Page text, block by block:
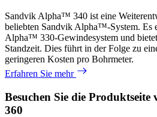
Sandvik Alpha™ 340 ist eine
beliebten Sandvik Alpha™-System. Es
Alpha™ 330-Gewindesystem und
Standzeit. Dies führt in der Folge zu
geringeren Kosten pro Bohrmeter.
Erfahren Sie mehr
Besuchen Sie die
360